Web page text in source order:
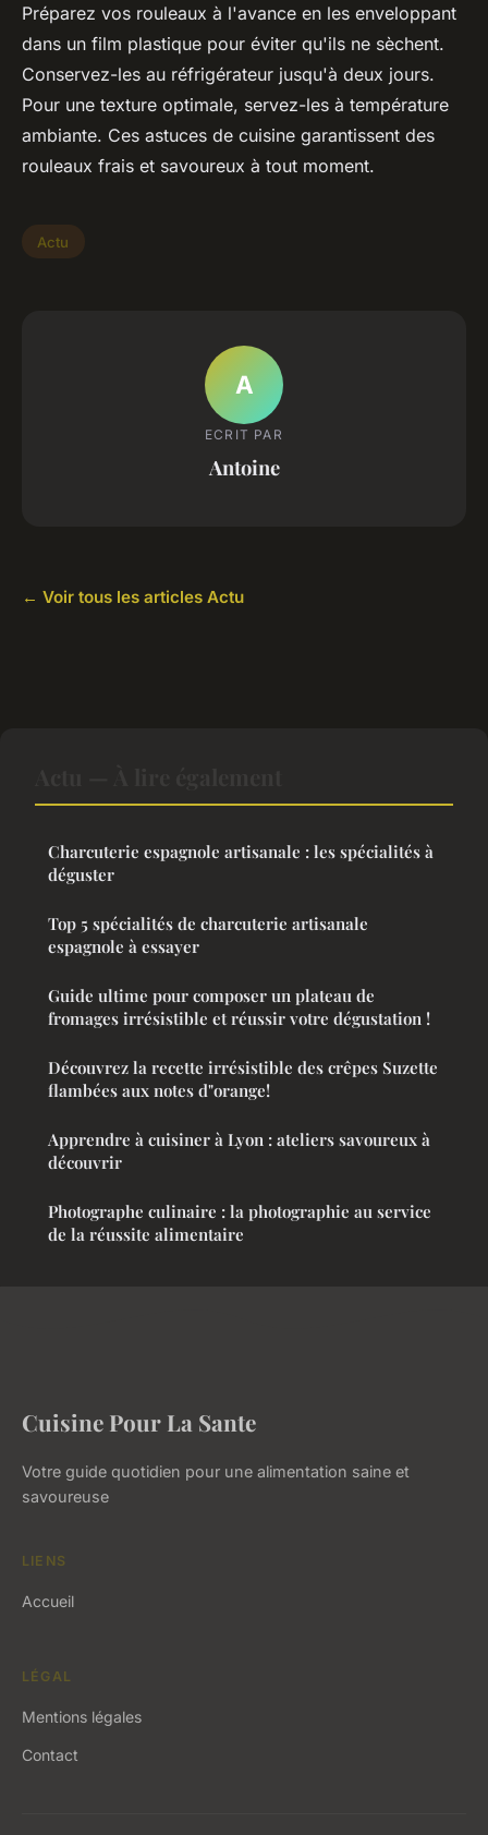
Préparez vos rouleaux à l'avance en les enveloppant
dans un film plastique pour éviter qu'ils ne sèchent.
Conservez-les au réfrigérateur jusqu'à deux jours.
Pour une texture optimale, servez-les à température
ambiante. Ces astuces de cuisine garantissent des
rouleaux frais et savoureux à tout moment.
Actu
A
ECRIT PAR
Antoine
← Voir tous les articles Actu
Charcuterie espagnole artisanale : les spécialités à
déguster
Top 5 spécialités de charcuterie artisanale
espagnole à essayer
Guide ultime pour composer un plateau de
fromages irrésistible et réussir votre dégustation !
Découvrez la recette irrésistible des crêpes Suzette
flambées aux notes d"orange!
Apprendre à cuisiner à Lyon : ateliers savoureux à
découvrir
Photographe culinaire : la photographie au service
de la réussite alimentaire
Cuisine Pour La Sante
Votre guide quotidien pour une alimentation saine et
savoureuse
LIENS
Accueil
LÉGAL
Mentions légales
Contact